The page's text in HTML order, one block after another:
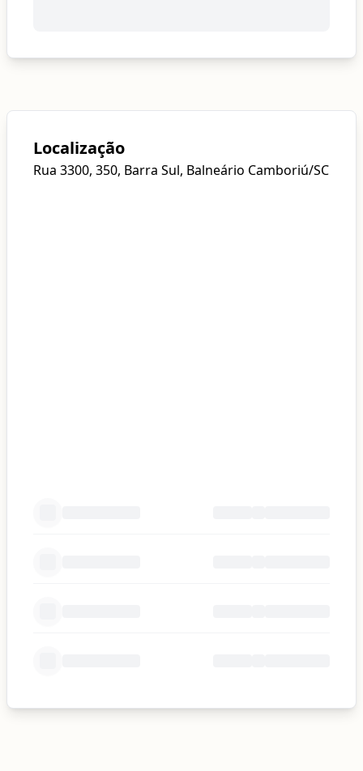
Localização
Rua 3300, 350, Barra Sul, Balneário Camboriú/SC